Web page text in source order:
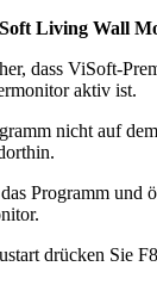
Living Wall
dass ViSoft-
aktiv ist.
nicht auf
Programm und
drücken Sie